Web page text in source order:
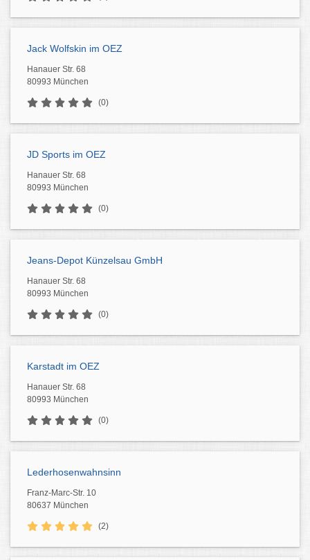
Jack Wolfskin im OEZ
Hanauer Str. 68
80993 München
(0)
JD Sports im OEZ
Hanauer Str. 68
80993 München
(0)
Jeans-Depot Künzelsau GmbH
Hanauer Str. 68
80993 München
(0)
Karstadt im OEZ
Hanauer Str. 68
80993 München
(0)
Lederhosenwahnsinn
Franz-Marc-Str. 10
80637 München
(2)